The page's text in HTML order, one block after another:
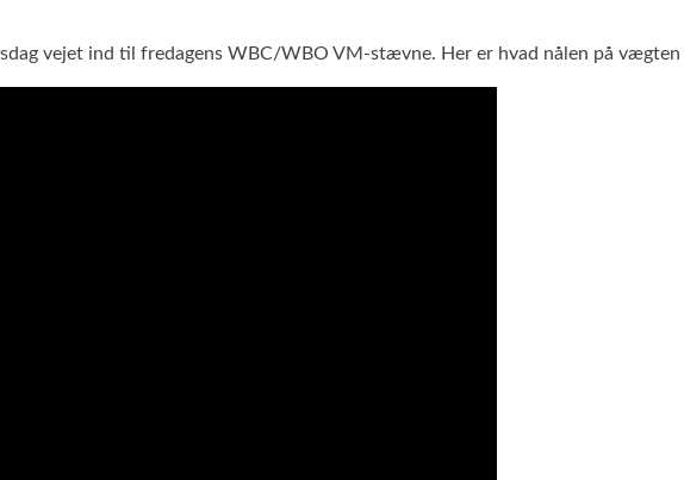
vejet ind til fredagens WBC/WBO VM-stævne. Her er hvad nålen på vægten